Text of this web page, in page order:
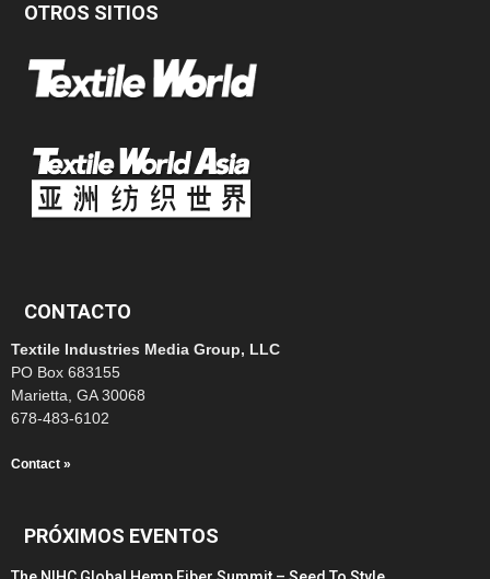
OTROS SITIOS
CONTACTO
Textile Industries Media Group, LLC
PO Box 683155
Marietta, GA 30068
678-483-6102
Contact »
PRÓXIMOS EVENTOS